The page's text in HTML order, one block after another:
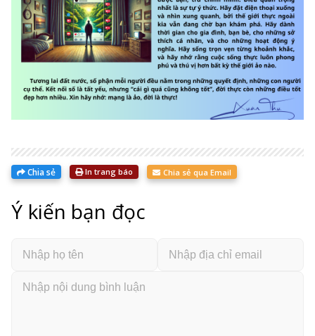
Chia sẻ In trang báo Chia sẻ qua Email
Ý kiến bạn đọc